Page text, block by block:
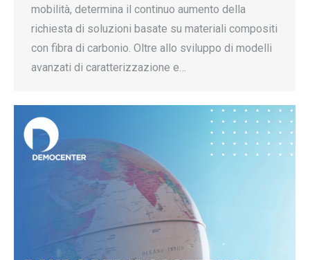
mobilità, determina il continuo aumento della
richiesta di soluzioni basate su materiali compositi
con fibra di carbonio. Oltre allo sviluppo di modelli
avanzati di caratterizzazione e…